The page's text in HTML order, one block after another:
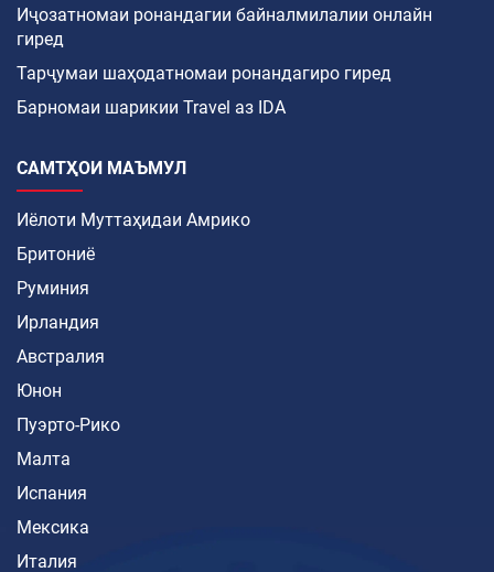
Иҷозатномаи ронандагии байналмилалии онлайн
гиред
Тарҷумаи шаҳодатномаи ронандагиро гиред
Барномаи шарикии Travel аз IDA
САМТҲОИ МАЪМУЛ
Иёлоти Муттаҳидаи Амрико
Бритониё
Руминия
Ирландия
Австралия
Юнон
Пуэрто-Рико
Малта
Испания
Мексика
Италия